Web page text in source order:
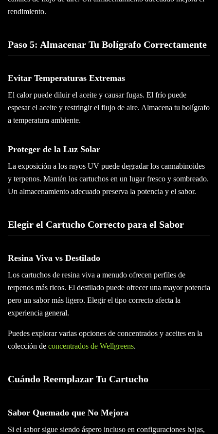
rendimiento.
Paso 5: Almacenar Tu Bolígrafo Correctamente
Evitar Temperaturas Extremas
El calor puede diluir el aceite y causar fugas. El frío puede
espesar el aceite y restringir el flujo de aire. Almacena tu bolígrafo
a temperatura ambiente.
Proteger de la Luz Solar
La exposición a los rayos UV puede degradar los cannabinoides
y terpenos. Mantén los cartuchos en un lugar fresco y sombreado.
Un almacenamiento adecuado preserva la potencia y el sabor.
Elegir el Cartucho Correcto para el Sabor
Resina Viva vs Destilado
Los cartuchos de resina viva a menudo ofrecen perfiles de
terpenos más ricos. El destilado puede ofrecer una mayor potencia
pero un sabor más ligero. Elegir el tipo correcto afecta la
experiencia general.
Puedes explorar varias opciones de concentrados y aceites en la
colección de concentrados de Wellgreens.
Cuándo Reemplazar Tu Cartucho
Sabor Quemado que No Mejora
Si el sabor sigue siendo áspero incluso en configuraciones bajas,